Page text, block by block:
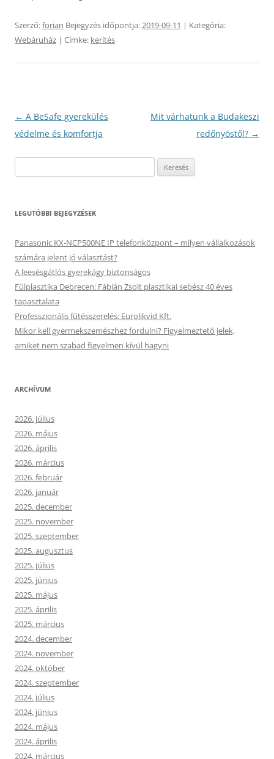
Szerző:forian Bejegyzés időpontja:2019-09-11 | Kategória:
Webáruház | Címke: kerítés
Bejegyzés
navigáció
← A BeSafe gyerekülés
védelme és komfortja
Mit várhatunk a Budakeszi
redőnyöstől? →
LEGUTÓBBI BEJEGYZÉSEK
Panasonic KX-NCP500NE IP telefonközpont – milyen vállalkozások
számára jelent jó választást?
A leesésgátlós gyerekágy biztonságos
Fülplasztika Debrecen: Fábián Zsolt plasztikai sebész 40 éves
tapasztalata
Professzionális fűtésszerelés: Eurolikvid Kft.
Mikor kell gyermekszemészhez fordulni? Figyelmeztető jelek,
amiket nem szabad figyelmen kívül hagyni
ARCHÍVUM
2026. július
2026. május
2026. április
2026. március
2026. február
2026. január
2025. december
2025. november
2025. szeptember
2025. augusztus
2025. július
2025. június
2025. május
2025. április
2025. március
2024. december
2024. november
2024. október
2024. szeptember
2024. július
2024. június
2024. május
2024. április
2024. március